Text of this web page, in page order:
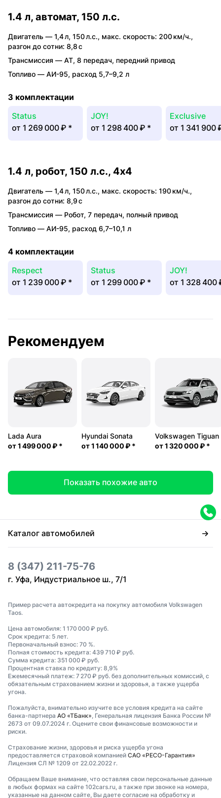
1.4 л, автомат, 150 л.с.
Двигатель — 1,4 л, 150 л.с., макс. скорость: 200 км/ч.,
разгон до сотни: 8,8 с
Трансмиссия — AT, 8 передач, передний привод
Топливо — АИ-95, расход 5,7–9,2 л
3 комплектации
Status
от 1 269 000 ₽ *
JOY!
от 1 298 400 ₽ *
Exclusive
от 1 341 900
1.4 л, робот, 150 л.с., 4x4
Двигатель — 1,4 л, 150 л.с., макс. скорость: 190 км/ч.,
разгон до сотни: 8,9 с
Трансмиссия — Робот, 7 передач, полный привод
Топливо — АИ-95, расход 6,7–10,1 л
4 комплектации
Respect
от 1 239 000 ₽ *
Status
от 1 299 000 ₽ *
JOY!
от 1 328 400
Рекомендуем
Lada Aura
от1 499 000 ₽ *
Hyundai Sonata
от1 140 000 ₽ *
Volkswagen Tiguan
от1 320 000 ₽ *
Показать похожие авто
Каталог автомобилей
8 (347) 211-75-76
г. Уфа, Индустриальное ш., 7/1
Пример расчета автокредита на покупку автомобиля Volkswagen
Taos.
Цена автомобиля: 1 170 000 ₽ руб.
Срок кредита: 5 лет.
Первоначальный взнос: 70 %.
Полная стоимость кредита: 439 710 ₽ руб.
Сумма кредита: 351 000 ₽ руб.
Процентная ставка по кредиту: 8,9%
Ежемесячный платеж: 7 270 ₽ руб. без дополнительных комиссий, с
обязательным страхованием жизни и здоровья, а также ущерба
угона.
Пожалуйста, внимательно изучите все условия кредита на сайте
банка-партнера АО «ТБанк» , Генеральная лицензия Банка России №
2673 от 09.07.2024 г. Оцените свои финансовые возможности и
риски.
Страхование жизни, здоровья и риска ущерба угона
предоставляется страховой компанией САО «РЕСО-Гарантия»
Лицензия СЛ № 1209 от 22.02.2022 г.
Обращаем Ваше внимание, что оставляя свои персональные данные
в любых формах на сайте 102cars.ru, а также при звонке на номера,
указанные на данном сайте, Вы даете согласие на обработку и